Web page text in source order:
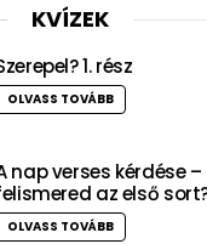
KVÍZEK
1. rész
OLVASS TOVÁBB
nap verses kérdése –
az első sort?
OLVASS TOVÁBB